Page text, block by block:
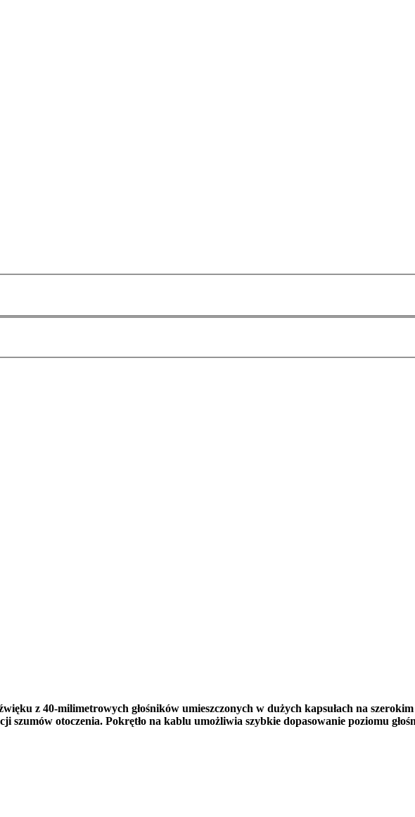
z 40-milimetrowych głośników umieszczonych w dużych kapsułach na
otoczenia. Pokrętło na kablu umożliwia szybkie dopasowanie poziomu